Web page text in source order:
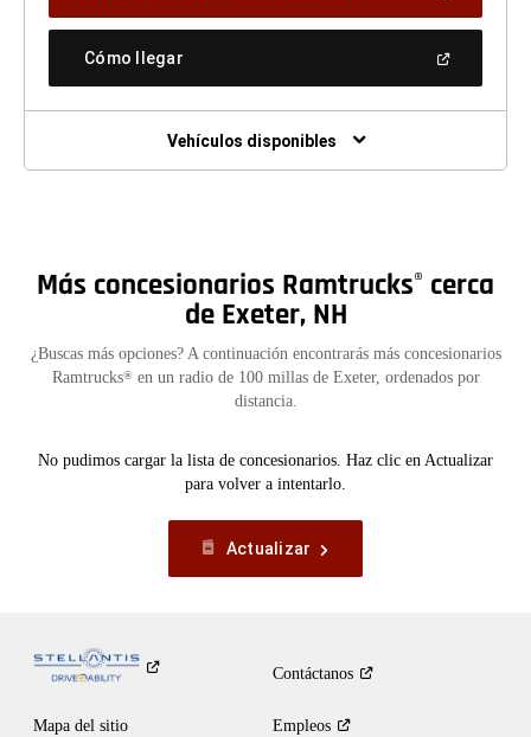
una
Cómo llegar(Abrir
ventana
nueva)
Vehículos disponibles
Más concesionarios Ramtrucks® cerca
de Exeter, NH
¿Buscas más opciones? A continuación encontrarás más concesionarios
Ramtrucks® en un radio de 100 millas de Exeter, ordenados por
distancia.
No pudimos cargar la lista de concesionarios. Haz clic en Actualizar
para volver a intentarlo.
Actualizar
Contáctanos
Mapa del sitio Empleos